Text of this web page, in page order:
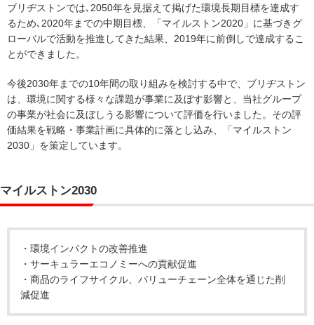
ブリヂストンでは､2050年を見据えて掲げた環境長期目標を達成す
るため､2020年までの中期目標、「マイルストン2020」に基づきグ
ローバルで活動を推進してきた結果、2019年に前倒しで達成するこ
とができました。
今後2030年までの10年間の取り組みを検討する中で、ブリヂストン
は、環境に関する様々な課題が事業に及ぼす影響と、当社グループ
の事業が社会に及ぼしうる影響について評価を行いました。その評
価結果を戦略・事業計画に具体的に落とし込み、「マイルストン
2030」を策定しています。
マイルストン2030
・環境インパクトの改善推進
・サーキュラーエコノミーへの貢献促進
・商品のライフサイクル、バリューチェーン全体を通じた削
減促進